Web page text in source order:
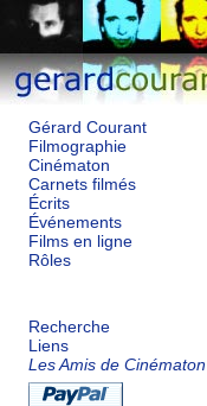
Gérard Courant
Filmographie
Cinématon
Carnets filmés
Écrits
Événements
Films en ligne
Rôles
Recherche
Liens
Les Amis de Cinématon